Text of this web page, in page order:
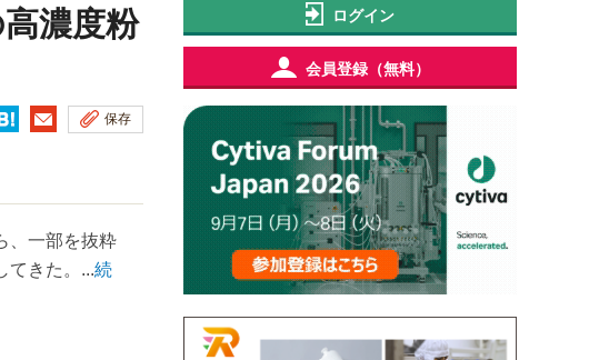
濃度粉
保存
、一部を抜粋
てきた。...続
ログイン
会員登録（無料）